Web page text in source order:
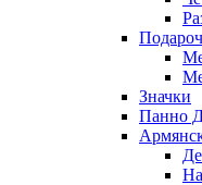
Значки
Панно